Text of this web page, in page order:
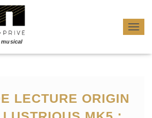
LECTURE ORIGIN